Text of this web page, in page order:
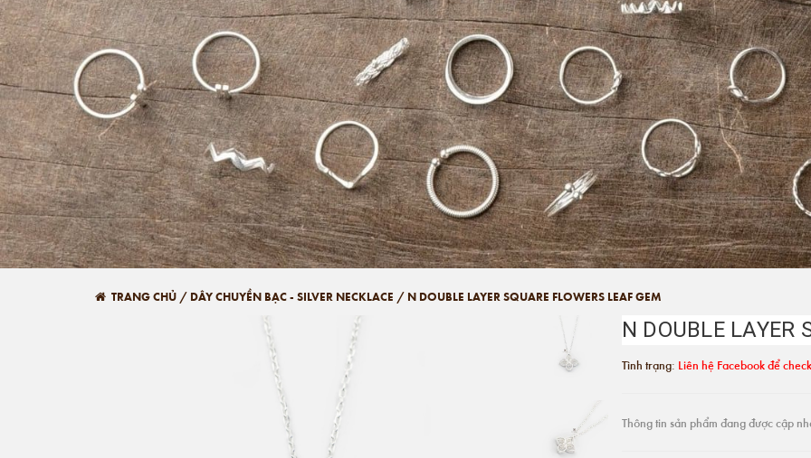
TRANG CHỦ / DÂY CHUYỀN BẠC - SILVER NECKLACE / N DOUBLE LAYER SQUARE FLOWERS LEAF GEM
N DOUBLE LAYER
Tình trạng: Liên hệ Facebook để
Thông tin sản phẩm đang được cập